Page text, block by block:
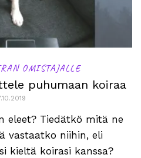
OMISTAJALLE
puhumaan koiraa
eleet? Tiedätkö mitä ne
vastaatko niihin, eli
kieltä koirasi kanssa?